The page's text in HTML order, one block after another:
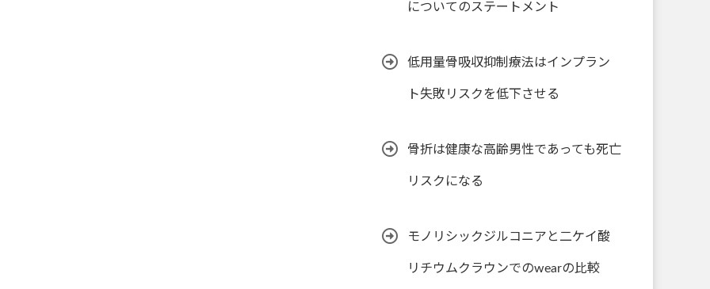
についてのステートメント
低用量骨吸収抑制療法はインプラン
ト失敗リスクを低下させる
骨折は健康な高齢男性であっても死亡
リスクになる
モノリシックジルコニアと二ケイ酸
リチウムクラウンでのwearの比較